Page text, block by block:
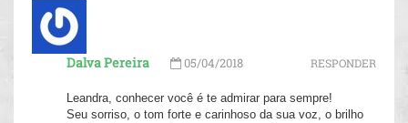
Dalva Pereira 05/04/2018 RESPONDER
Leandra, conhecer você é te admirar para sempre!
Seu sorriso, o tom forte e carinhoso da sua voz, o brilho